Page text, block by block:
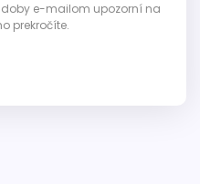
e-mailom upozorní na
prekročíte.